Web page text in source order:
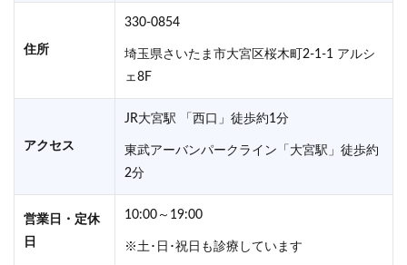
住所
330-0854
埼玉県さいたま市大宮区桜木町2-1-1 アルシ
ェ8F
アクセス
JR大宮駅 「西口」徒歩約1分
東武アーバンパークライン「大宮駅」徒歩約
2分
営業日・定休
日
10:00～19:00
※土･日･祝日も診療しています